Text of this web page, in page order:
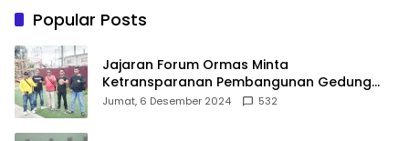
Wabup Takalar: Apresiasi
Bahwa Sejarah Adalah
Warisan yang Tak Ternilai”.
Popular Posts
Jajaran Forum Ormas Minta
Ketransparanan Pembangunan Gedung
Damkar Di Kecamatan Cisoka
Jumat, 6 Desember 2024 532